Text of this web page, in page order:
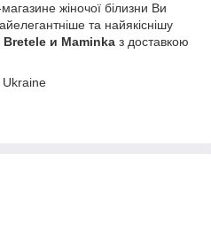
магазине жіночої білизни Ви
та найякіснішу
и Maminka з доставкою
Ukraine